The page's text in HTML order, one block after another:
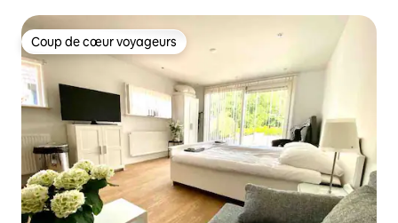
Coup de cœur voyageurs
Coup de cœur voyageurs